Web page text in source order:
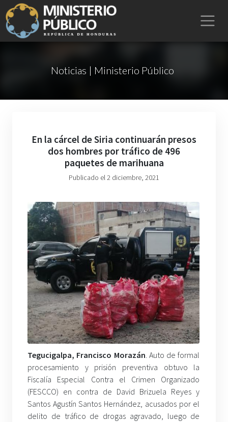
Noticias | Ministerio Público
En la cárcel de Siria continuarán presos
dos hombres por tráfico de 496
paquetes de marihuana
Publicado el 2 diciembre, 2021
Tegucigalpa, Francisco Morazán. Auto de formal
procesamiento y prisión preventiva obtuvo la
Fiscalía Especial Contra el Crimen Organizado
(FESCCO) en contra de David Brizuela Reyes y
Santos Agustín Santos Hernández, acusados por el
delito de tráfico de drogas agravado, luego de